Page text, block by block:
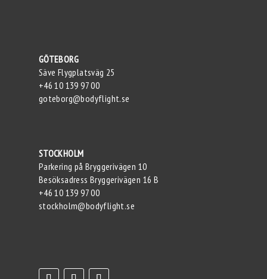
GÖTEBORG
Säve Flygplatsväg 25
+46 10 139 97 00
goteborg@bodyflight.se
STOCKHOLM
Parkering på Bryggerivägen 10
Besöksadress Bryggerivägen 16 B
+46 10 139 97 00
stockholm@bodyflight.se